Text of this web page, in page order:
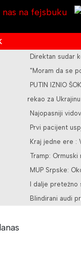
Direktan sudar
"Moram da se
PUTIN IZNIO
rekao za Ukrajinu
Najopasniji
Prvi pacijent
Kraj jedne ere :
Tramp:
MUP Srpske:
I dalje
Blindirani audi